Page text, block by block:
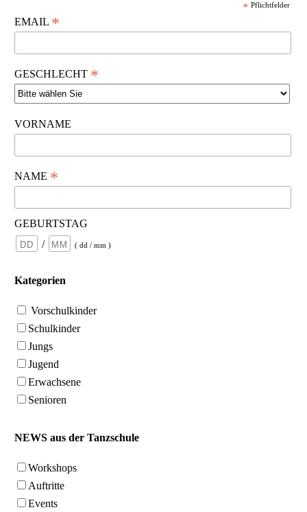
* Pflichtfelder
EMAIL *
GESCHLECHT *
VORNAME
NAME *
GEBURTSTAG
/
( dd / mm )
Kategorien
Vorschulkinder
Schulkinder
Jungs
Jugend
Erwachsene
Senioren
NEWS aus der Tanzschule
Workshops
Auftritte
Events